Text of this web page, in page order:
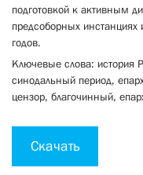
подготовкой к активным
предсоборных
годов.
Ключевые слова: история
синодальный период,
цензор, благочинный,
Скачать